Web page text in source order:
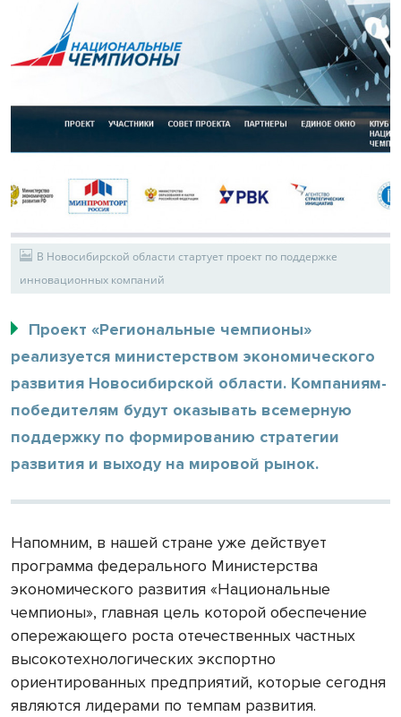
В Новосибирской области стартует проект по поддержке
инновационных компаний
Проект «Региональные чемпионы»
реализуется министерством экономического
развития Новосибирской области. Компаниям-
победителям будут оказывать всемерную
поддержку по формированию стратегии
развития и выходу на мировой рынок.
Напомним, в нашей стране уже действует
программа федерального Министерства
экономического развития «Национальные
чемпионы», главная цель которой обеспечение
опережающего роста отечественных частных
высокотехнологических экспортно
ориентированных предприятий, которые сегодня
являются лидерами по темпам развития.